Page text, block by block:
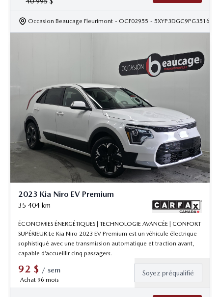
Occasion Beaucage Fleurimont - OCF02955 - 5XYP3DGC9PG351619
2023 Kia Niro EV Premium
35 404 km
ÉCONOMIES ÉNERGÉTIQUES | TECHNOLOGIE AVANCÉE | CONFORT
SUPÉRIEUR Le Kia Niro 2023 EV Premium est un véhicule électrique
sophistiqué avec une transmission automatique et traction avant,
capable d’accueillir cinq passagers.
92 $ / sem
Achat 96 mois
Soyez préqualifié